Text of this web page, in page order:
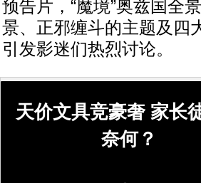
预告片，“魔境”奥兹国全
景、正邪缠斗的主题及四
引发影迷们热烈讨论。
天价文具竞豪奢 家长
奈何？